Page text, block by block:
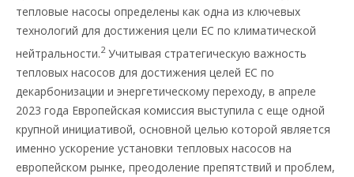
тепловые насосы определены как одна из ключевых
технологий для достижения цели ЕС по климатической
нейтральности.2 Учитывая стратегическую важность
тепловых насосов для достижения целей ЕС по
декарбонизации и энергетическому переходу, в апреле
2023 года Европейская комиссия выступила с еще одной
крупной инициативой, основной целью которой является
именно ускорение установки тепловых насосов на
европейском рынке, преодоление препятствий и проблем,